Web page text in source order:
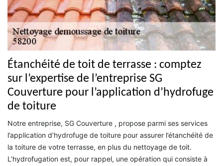
Étanchéité de toit de terrasse : comptez
sur l’expertise de l’entreprise SG
Couverture pour l’application d’hydrofuge
de toiture
Notre entreprise, SG Couverture , propose parmi ses services
l’application d’hydrofuge de toiture pour assurer l’étanchéité de
la toiture de votre terrasse, en plus du nettoyage de toit.
L’hydrofugation est, pour rappel, une opération qui consiste à